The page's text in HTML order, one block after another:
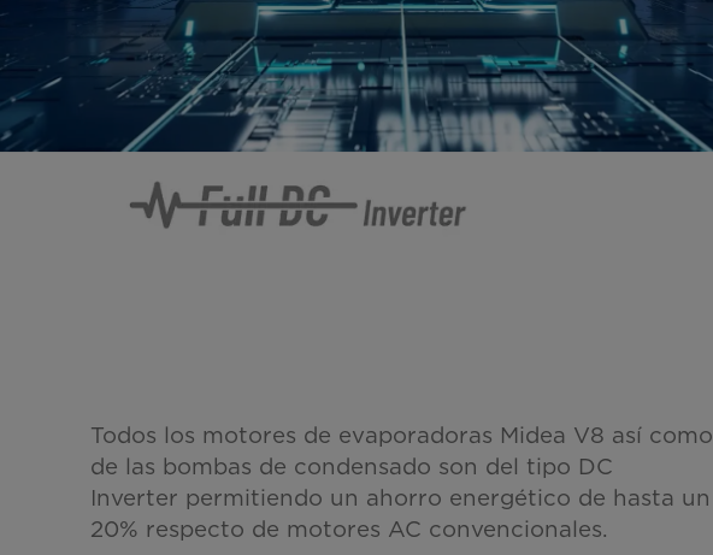
Todos los motores de evaporadoras Midea V8 así como
de las bombas de condensado son del tipo DC
Inverter permitiendo un ahorro energético de hasta un
20% respecto de motores AC convencionales.